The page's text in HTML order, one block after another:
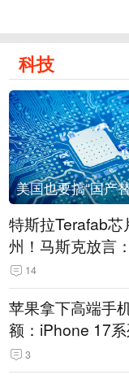
科技
特斯拉Terafab
州！马斯克放言
回美国
14
苹果拿下高端手
额：iPhone 17
3